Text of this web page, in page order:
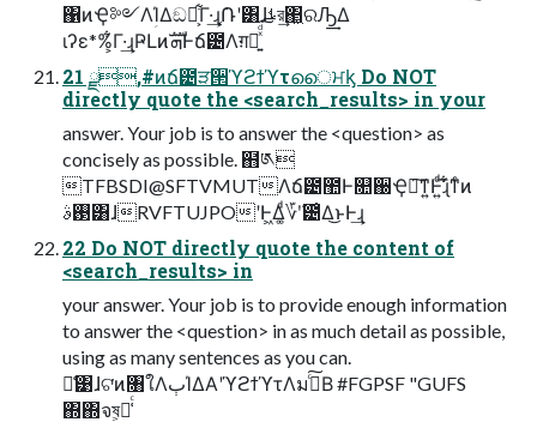
΁ͷҾ༻ΛؚΊΔඞཁ͕͋Γ·͢ɻ֤݁Ռʹ͸ɺࢀর͢΂͖ରԠ͢Δ
ιʔε*%͕͋Γ·͢ɻҎԼͷܗࣜͰճ౴Λग़ྗ͍ͯͩ͘͠͞
21 ྫ,#ͷճ౴ੜ੒ϓϩϯϓτൈਮᶄ Do NOT
directly quote the <search_results> in your
answer. Your job is to answer the <question> as
concisely as possible. ຋༁
TFBSDI@SFTVMUTΛճ౴಺Ͱ௚઀Ҿ༻͠ͳ͍Ͱ͍ͩ͘͞ɻ͋ͳͨͷ
࢓ࣄ͸ɺRVFTUJPOʹͰ͖Δ͚ͩ؆ܿʹ౴͑Δ͜ͱͰ͢ɻ
22 Do NOT directly quote the content of
<search_results> in
your answer. Your job is to provide enough information
to answer the <question> in as much detail as possible,
using as many sentences as you can.
ྫ͑͹ɺଟ͘ͷ৘ใΛٻΊΔΑ͏ʹϓϩϯϓτΛมߋͨ͠Β #FGPSF "GUFS
΍΍จষ͕૿͑ͨ